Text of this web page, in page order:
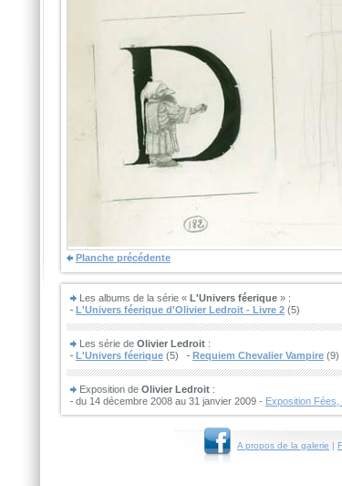
Planche précédente
Les albums de la série « L'Univers féerique » :
L'Univers féerique d'Olivier Ledroit - Livre 2 (5)
Les série de Olivier Ledroit :
L'Univers féerique (5) Requiem Chevalier Vampire (9)
Exposition de Olivier Ledroit :
du 14 décembre 2008 au 31 janvier 2009 - Exposition
A propos de la galerie |